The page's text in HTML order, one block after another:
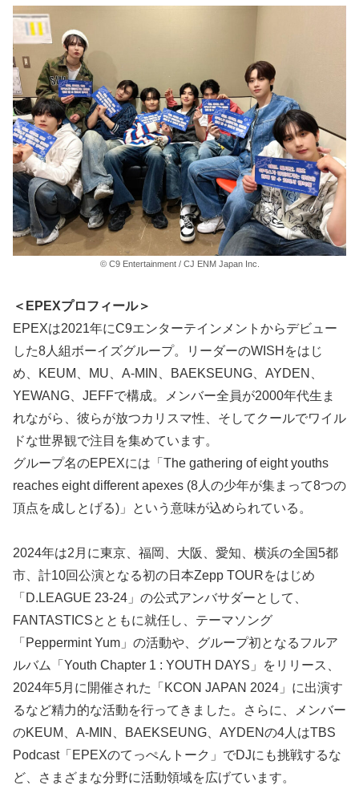
© C9 Entertainment / CJ ENM Japan Inc.
＜EPEXプロフィール＞
EPEXは2021年にC9エンターテインメントからデビュー
した8人組ボーイズグループ。リーダーのWISHをはじ
め、KEUM、MU、A-MIN、BAEKSEUNG、AYDEN、
YEWANG、JEFFで構成。メンバー全員が2000年代生ま
れながら、彼らが放つカリスマ性、そしてクールでワイル
ドな世界観で注目を集めています。
グループ名のEPEXには「The gathering of eight youths
reaches eight different apexes (8人の少年が集まって8つの
頂点を成しとげる)」という意味が込められている。
2024年は2月に東京、福岡、大阪、愛知、横浜の全国5都
市、計10回公演となる初の日本Zepp TOURをはじめ
「D.LEAGUE 23-24」の公式アンバサダーとして、
FANTASTICSとともに就任し、テーマソング
「Peppermint Yum」の活動や、グループ初となるフルア
ルバム「Youth Chapter 1 : YOUTH DAYS」をリリース、
2024年5月に開催された「KCON JAPAN 2024」に出演す
るなど精力的な活動を行ってきました。さらに、メンバー
のKEUM、A-MIN、BAEKSEUNG、AYDENの4人はTBS
Podcast「EPEXのてっぺんトーク」でDJにも挑戦するな
ど、さまざまな分野に活動領域を広げています。